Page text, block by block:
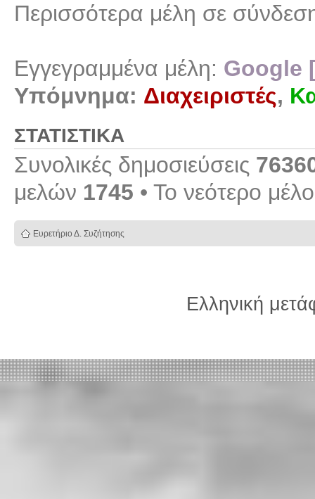
Περισσότερα μέλη σε
Εγγεγραμμένα μέλη: Google
Υπόμνημα: Διαχειριστές,
ΣΤΑΤΙΣΤΙΚΆ
Συνολικές δημοσιεύσεις
μελών 1745 • Το νεότερο
Ευρετήριο Δ. Συζήτησης
Ελληνική